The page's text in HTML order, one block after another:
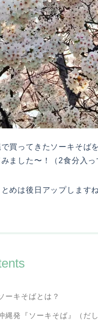
買ってきたソーキそば
ました〜！（2食分入
めは後日アップします
ーキそばとは？
縄発『ソーキそば』（だ